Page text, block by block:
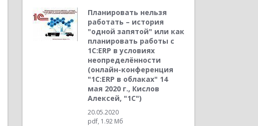
Планировать нельзя
работать – история
"одной запятой" или как
планировать работы с
1С:ERP в условиях
неопределённости
(онлайн-конференция
"1С:ERP в облаках" 14
мая 2020 г., Кислов
Алексей, "1С")
20.05.2020
pdf, 1.92 Мб